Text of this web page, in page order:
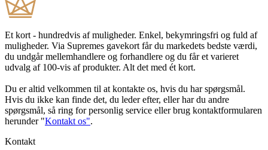
Et kort - hundredvis af muligheder. Enkel, bekymringsfri og fuld af
muligheder. Via Supremes gavekort får du markedets bedste værdi,
du undgår mellemhandlere og forhandlere og du får et varieret
udvalg af 100-vis af produkter. Alt det med ét kort.
Du er altid velkommen til at kontakte os, hvis du har spørgsmål.
Hvis du ikke kan finde det, du leder efter, eller har du andre
spørgsmål, så ring for personlig service eller brug kontaktformularen
herunder "Kontakt os".
Kontakt